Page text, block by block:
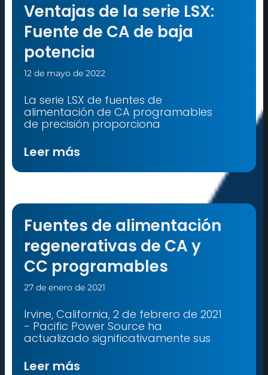
Ventajas de la serie LSX:
Fuente de CA de baja
potencia
12 de mayo de 2022
La serie LSX de fuentes de
alimentación de CA programables
de precisión proporciona
Leer más
Fuentes de alimentación
regenerativas de CA y
CC programables
27 de enero de 2021
Irvine, California, 2 de febrero de 2021
- Pacific Power Source ha
actualizado significativamente sus
Leer más